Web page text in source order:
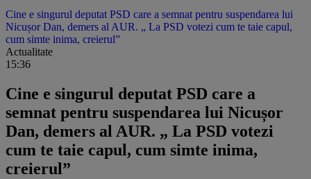
Cine e singurul deputat PSD care a semnat pentru suspendarea lui
Nicușor Dan, demers al AUR. „ La PSD votezi cum te taie capul,
cum simte inima, creierul”
Actualitate
15:36
Cine e singurul deputat PSD care a
semnat pentru suspendarea lui Nicușor
Dan, demers al AUR. „ La PSD votezi
cum te taie capul, cum simte inima,
creierul”